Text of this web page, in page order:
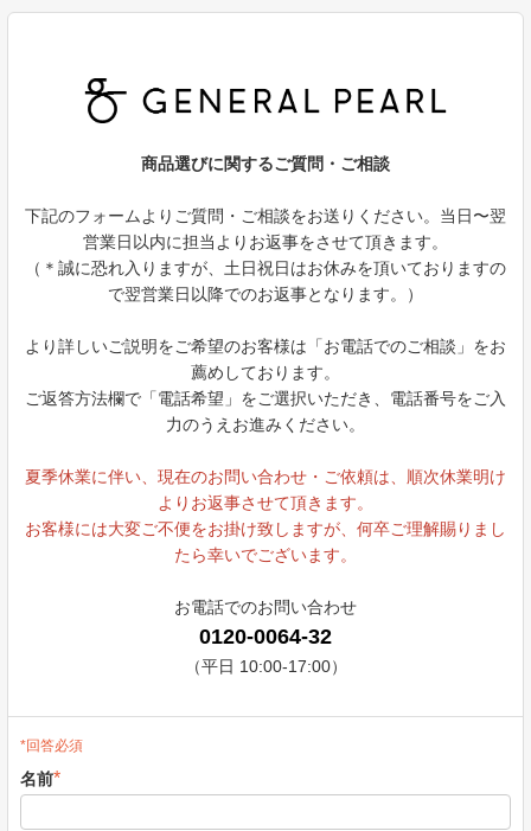
商品選びに関するご質問・ご相談
下記のフォームよりご質問・ご相談をお送りください。当日〜翌
営業日以内に担当よりお返事をさせて頂きます。
（＊誠に恐れ入りますが、土日祝日はお休みを頂いておりますの
で翌営業日以降でのお返事となります。）
より詳しいご説明をご希望のお客様は「お電話でのご相談」をお
薦めしております。
ご返答方法欄で「電話希望」をご選択いただき、電話番号をご入
力のうえお進みください。
夏季休業に伴い、現在のお問い合わせ・ご依頼は、順次休業明け
よりお返事させて頂きます。
お客様には大変ご不便をお掛け致しますが、何卒ご理解賜りまし
たら幸いでございます。
お電話でのお問い合わせ
0120-0064-32
（平日 10:00-17:00）
*回答必須
名前*